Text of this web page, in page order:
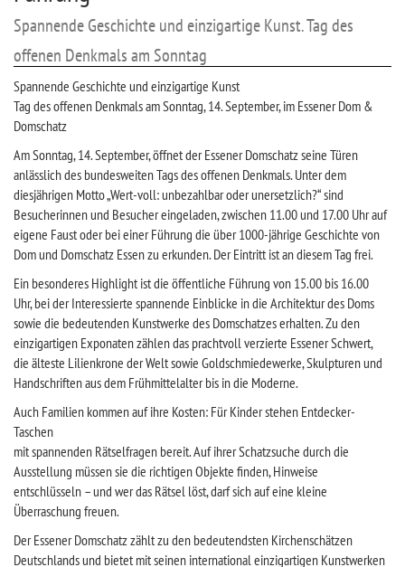
Spannende Geschichte und einzigartige Kunst. Tag des
offenen Denkmals am Sonntag
Spannende Geschichte und einzigartige Kunst
Tag des offenen Denkmals am Sonntag, 14. September, im Essener Dom &
Domschatz
Am Sonntag, 14. September, öffnet der Essener Domschatz seine Türen
anlässlich des bundesweiten Tags des offenen Denkmals. Unter dem
diesjährigen Motto „Wert-voll: unbezahlbar oder unersetzlich?“ sind
Besucherinnen und Besucher eingeladen, zwischen 11.00 und 17.00 Uhr auf
eigene Faust oder bei einer Führung die über 1000-jährige Geschichte von
Dom und Domschatz Essen zu erkunden. Der Eintritt ist an diesem Tag frei.
Ein besonderes Highlight ist die öffentliche Führung von 15.00 bis 16.00
Uhr, bei der Interessierte spannende Einblicke in die Architektur des Doms
sowie die bedeutenden Kunstwerke des Domschatzes erhalten. Zu den
einzigartigen Exponaten zählen das prachtvoll verzierte Essener Schwert,
die älteste Lilienkrone der Welt sowie Goldschmiedewerke, Skulpturen und
Handschriften aus dem Frühmittelalter bis in die Moderne.
Auch Familien kommen auf ihre Kosten: Für Kinder stehen Entdecker-
Taschen
mit spannenden Rätselfragen bereit. Auf ihrer Schatzsuche durch die
Ausstellung müssen sie die richtigen Objekte finden, Hinweise
entschlüsseln – und wer das Rätsel löst, darf sich auf eine kleine
Überraschung freuen.
Der Essener Domschatz zählt zu den bedeutendsten Kirchenschätzen
Deutschlands und bietet mit seinen international einzigartigen Kunstwerken